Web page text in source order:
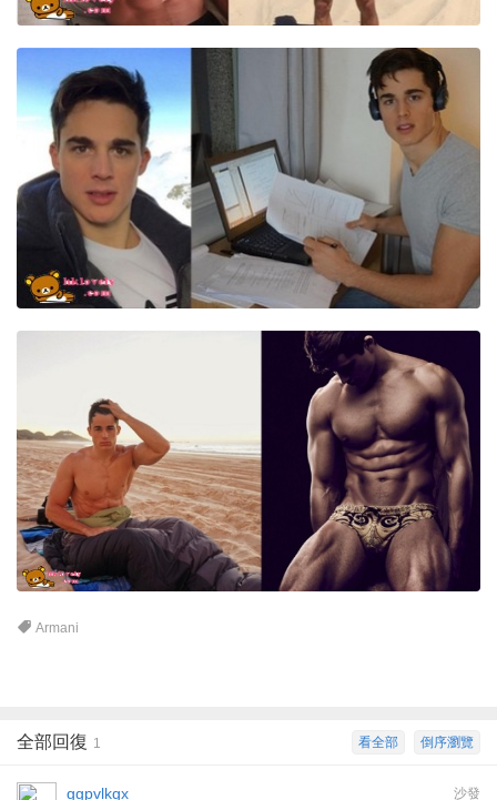
Armani
倒序瀏覽
看全部
全部回復 1
沙發
ggpvlkgx